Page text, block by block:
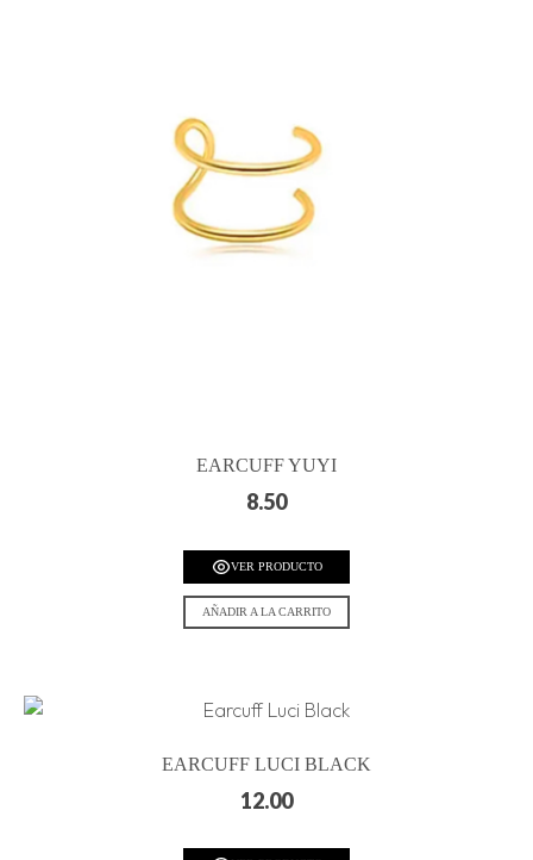
EARCUFF YUYI
8.50
VER PRODUCTO
AÑADIR A LA CARRITO
EARCUFF LUCI BLACK
12.00